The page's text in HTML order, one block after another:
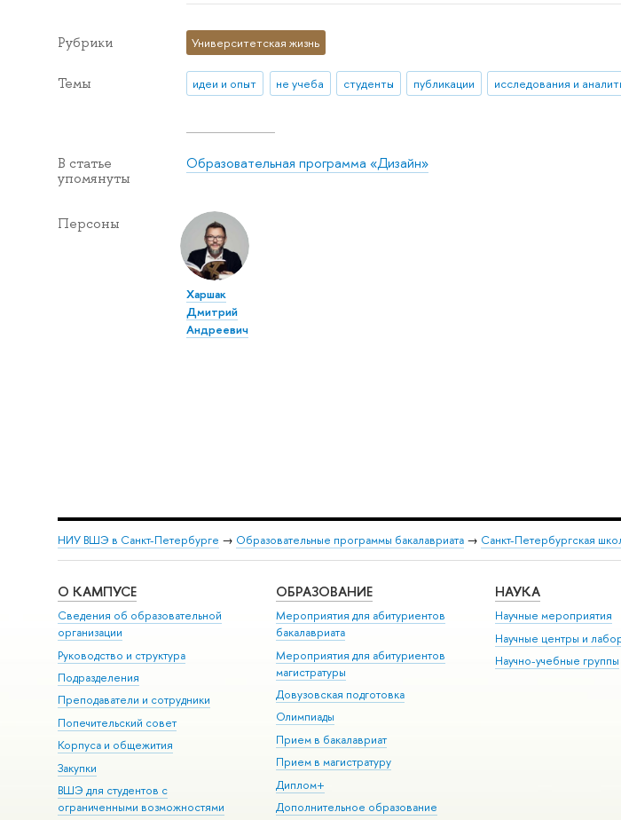
Рубрики Университетская жизнь
Темы идеи и опыт не учеба студенты публикации исследования и
В статье
упомянуты
Образовательная программа «Дизайн»
Персоны
Харшак
Дмитрий
Андреевич
НИУ ВШЭ в Санкт-Петербурге → Образовательные программы бакалавриата→ Санкт-Петербургская
О КАМПУСЕ
Сведения об образовательной
организации
Руководство и структура
Подразделения
Преподаватели и сотрудники
Попечительский совет
Корпуса и общежития
Закупки
ВШЭ для студентов с
ограниченными возможностями
ОБРАЗОВАНИЕ
Мероприятия для абитуриентов
бакалавриата
Мероприятия для абитуриентов
магистратуры
Довузовская подготовка
Олимпиады
Прием в бакалавриат
Прием в магистратуру
Диплом+
Дополнительное образование
НАУКА
Научные мероприятия
Научные центры и
Научно-учебные группы